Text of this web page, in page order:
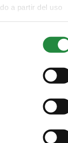
a partir del uso